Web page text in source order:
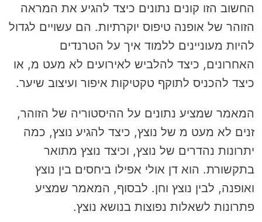
החשוב הזו קונים נתונים כיצד להגיע את המראה
הזוהר של אופנה טיפוס יוקרתיות. הם עשויים לגדול
להיות מעוניינים ללמוד איך על הטרנדים
האחרונים, כיצד להלביש לאירועים לא מעט מ, או
כיצד להכניס לתוקף טקטיקות איפור ועיצוב שיער.
המאמר שמציע נתונים על ההיסטוריה של הזוהר,
זנים לא מעט מ של נוצץ, כיצד להגיע נוצץ, כמה
יתרונות נהדרים של נוצץ, וכיצד נוצץ מתואר
בתקשורת. הוא דן אולי אפילו ביחסים בין נוצץ
ואופנה, לבין נוצץ וחן. לבסוף, המאמר שמציע
פתרונות לשאלות נפוצות בנושא נוצץ.